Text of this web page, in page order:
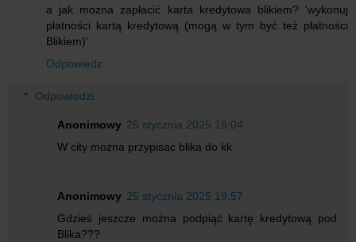
a jak można zapłacić karta kredytowa blikiem? 'wykonuj
płatności kartą kredytową (mogą w tym być też płatności
Blikiem)'
Odpowiedz
Odpowiedzi
Anonimowy 25 stycznia 2025 16:04
W city mozna przypisac blika do kk
Anonimowy 25 stycznia 2025 19:57
Gdzieś jeszcze można podpiąć kartę kredytową pod
Blika???